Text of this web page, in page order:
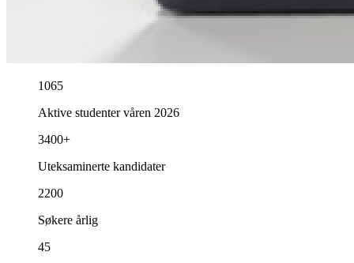
1065
Aktive studenter våren 2026
3400+
Uteksaminerte kandidater
2200
Søkere årlig
45